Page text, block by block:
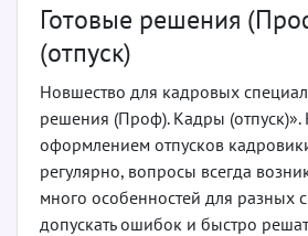
Готовые решения
(отпуск)
Новшество для кадровых
решения (Проф). Кадры (отпуск)».
оформлением отпусков
регулярно, вопросы всегда
много особенностей для разных
допускать ошибок и быстро